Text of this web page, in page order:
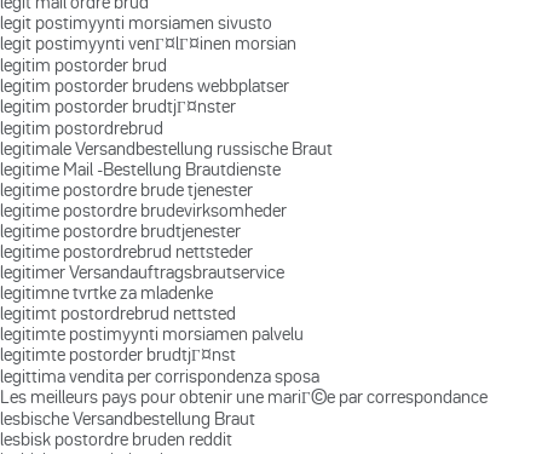
legit postimyynti morsiamen sivusto
legit postimyynti venГ¤lГ¤inen morsian
legitim postorder brud
legitim postorder brudens webbplatser
legitim postorder brudtjГ¤nster
legitim postordrebrud
legitimale Versandbestellung russische Braut
legitime Mail -Bestellung Brautdienste
legitime postordre brude tjenester
legitime postordre brudevirksomheder
legitime postordre brudtjenester
legitime postordrebrud nettsteder
legitimer Versandauftragsbrautservice
legitimne tvrtke za mladenke
legitimt postordrebrud nettsted
legitimte postimyynti morsiamen palvelu
legitimte postorder brudtjГ¤nst
legittima vendita per corrispondenza sposa
Les meilleurs pays pour obtenir une mariГ©e par correspondance
lesbische Versandbestellung Braut
lesbisk postordre bruden reddit